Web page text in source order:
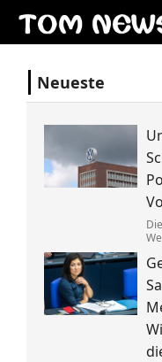
Neueste